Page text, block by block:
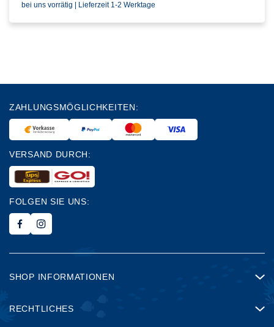
bei uns vorrätig | Lieferzeit 1-2 Werktage
ZAHLUNGSMÖGLICHKEITEN:
VERSAND DURCH:
FOLGEN SIE UNS:
SHOP INFORMATIONEN
RECHTLICHES